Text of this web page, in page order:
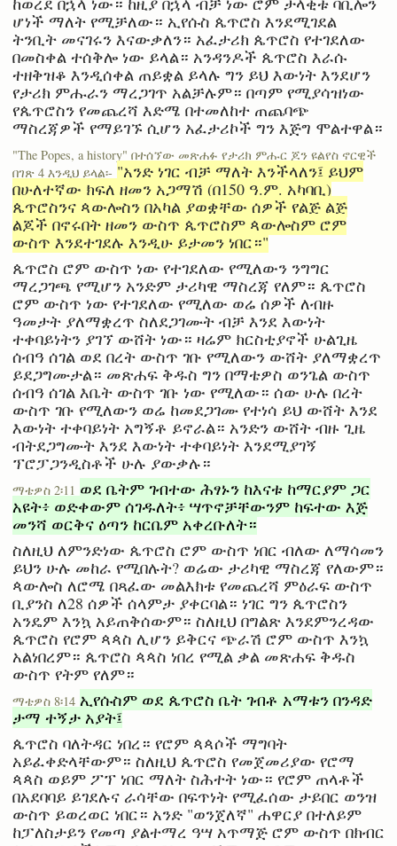
ሆነች ማለት የሚቻለው። ኢየሱስ ጴጥሮስ እንደሚገደል
ትንቢት መናገሩን እናውቃለን። አፈታሪክ ጴጥሮስ የተገደለው
በመስቀል ተሰቅሎ ነው ይላል። አንዳንዶች ጴጥሮስ እራሱ
ተዘቅዝቆ እንዲሰቀል ጠይቋል ይላሉ ግን ይህ እውነት እንደሆን
የታሪክ ምሑራን ማረጋገጥ አልቻሉም። በጣም የሚያሳዝነው
የጴጥሮስን የመጨረሻ እድሜ በተመለከተ ጠጨባጭ
ማስረጃዎች የማይገኙ ሲሆን አፈታሪኮች ግን እጅግ ሞልተዋል።
"The Popes, a history" በተሰኘው መጽሐፉ የታሪክ ምሑር ጆን ዩልየስ ኖርዊች
በገጽ 4 እንዲህ ይላል፡- "አንድ ነገር ብቻ ማለት እንችላለን፤ ይህም
በሁለተኛው ክፍለ ዘመን አጋማሽ (በ150 ዓ.ም. አካባቢ)
ጴጥሮስንና ጳውሎስን በአካል ያወቋቸው ሰዎች የልጅ ልጅ
ልጆች በኖሩበት ዘመን ውስጥ ጴጥሮስም ጳውሎስም ሮም
ውስጥ እንደተገደሉ እንዲሁ ይታመን ነበር።"
ጴጥሮስ ሮም ውስጥ ነው የተገደለው የሚለውን ንግግር
ማረጋገጫ የሚሆን አንድም ታሪካዊ ማስረጃ የለም። ጴጥሮስ
ሮም ውስጥ ነው የተገደለው የሚለው ወሬ ሰዎች ለብዙ
ዓመታት ያለማቋረጥ ስለደጋገሙት ብቻ እንደ እውነት
ተቀባይነትን ያገኘ ውሸት ነው። ዛሬም ክርስቲያኖች ሁልጊዜ
ሰብዓ ሰገል ወደ በረት ውስጥ ገቡ የሚለውን ውሸት ያለማቋረጥ
ይደጋግሙታል። መጽሐፍ ቅዱስ ግን በማቴዎስ ወንጌል ውስጥ
ሰብዓ ሰገል እቤት ውስጥ ገቡ ነው የሚለው። ሰው ሁሉ በረት
ውስጥ ገቡ የሚለውን ወሬ ከመደጋገሙ የተነሳ ይህ ውሸት እንደ
እውነት ተቀባይነት አግኝቶ ይኖራል። አንድን ውሸት ብዙ ጊዜ
ብትደጋግሙት እንደ እውነት ተቀባይነት እንደሚያገኝ
ፕሮፓጋንዲስቶች ሁሉ ያውቃሉ።
ማቴዎስ 2፡11 ወደ ቤትም ገብተው ሕፃኑን ከእናቱ ከማርያም ጋር
አዩት፥ ወድቀውም ሰገዱለት፥ ሣጥኖቻቸውንም ከፍተው እጅ
መንሻ ወርቅና ዕጣን ከርቤም አቀረቡለት።
ስለዚህ ለምንድነው ጴጥሮስ ሮም ውስጥ ነበር ብለው ለማሳመን
ይህን ሁሉ መከራ የሚበሉት? ወሬው ታሪካዊ ማስረጃ የለውም።
ጳውሎስ ለሮሜ በጻፈው መልእክቱ የመጨረሻ ምዕራፍ ውስጥ
ቢያንስ ለ28 ሰዎች ሰላምታ ያቀርባል። ነገር ግን ጴጥሮስን
አንዴም እንኳ አይጠቅሰውም። ስለዚህ በግልጽ እንደምንረዳው
ጴጥሮስ የሮም ጳጳስ ሊሆን ይቅርና ጭራሽ ሮም ውስጥ እንኳ
አልነበረም። ጴጥሮስ ጳጳስ ነበረ የሚል ቃል መጽሐፍ ቅዱስ
ውስጥ የትም የለም።
ማቴዎስ 8፡14 ኢየሱስም ወደ ጴጥሮስ ቤት ገብቶ አማቱን በንዳድ
ታማ ተኝታ አያት፤
ጴጥሮስ ባለትዳር ነበረ። የሮም ጳጳሶች ማግባት
አይፈቀድላቸውም። ስለዚህ ጴጥሮስ የመጀመሪያው የሮማ
ጳጳስ ወይም ፖፕ ነበር ማለት ስሕተት ነው። የሮም ጠላቶች
በአደባባይ ይገደሉና ራሳቸው በፍጥነት የሚፈሰው ታይበር ወንዝ
ውስጥ ይወረወር ነበር። አንድ "ወንጀለኛ" ሐዋርያ በተለይም
ከፓለስታይን የመጣ ያልተማረ ዓሣ አጥማጅ ሮም ውስጥ በክብር